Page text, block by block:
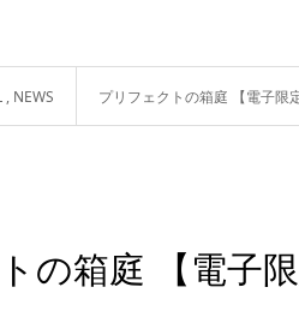
, NEWS プリフェクトの箱庭 【電子限
の箱庭 【電子